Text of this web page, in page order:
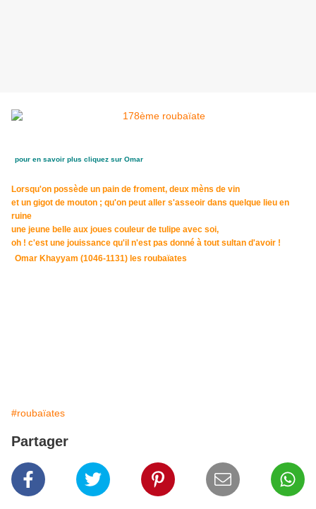
pour en savoir plus cliquez sur Omar
Lorsqu'on possède un pain de froment, deux mèns de vin
et un gigot de mouton ; qu'on peut aller s'asseoir dans quelque lieu en
ruine
une jeune belle aux joues couleur de tulipe avec soi,
oh ! c'est une jouissance qu'il n'est pas donné à tout sultan d'avoir !
Omar Khayyam (1046-1131) les roubaïates
#roubaïates
Partager